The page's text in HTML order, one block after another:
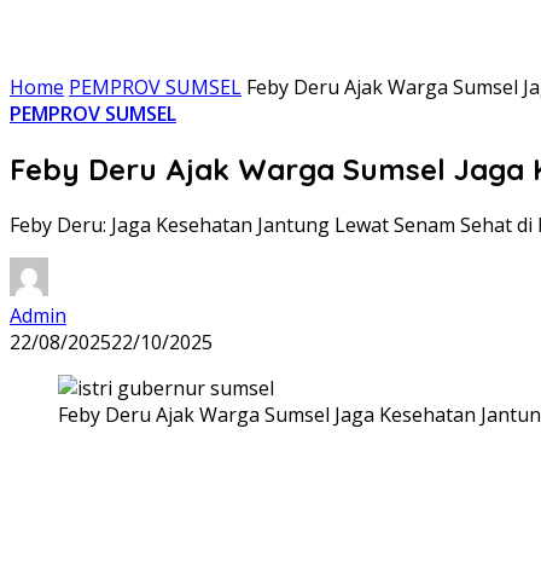
Home PEMPROV SUMSEL Feby Deru Ajak Warga Sumsel
PEMPROV SUMSEL
Feby Deru Ajak Warga Sumsel
Feby Deru: Jaga Kesehatan Jantung Lewat Senam Sehat
Admin
22/08/202522/10/2025
Feby Deru Ajak Warga Sumsel Jaga Kesehatan